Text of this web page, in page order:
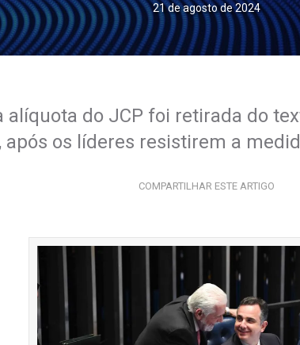
21 de agosto de 2024
alíquota do JCP foi retirada do
após os líderes resistirem a
COMPARTILHAR ESTE ARTIGO